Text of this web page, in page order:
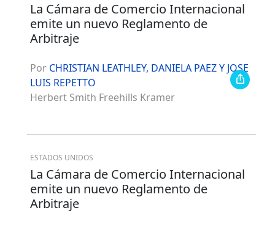
La Cámara de Comercio Internacional
emite un nuevo Reglamento de
Arbitraje
Por CHRISTIAN LEATHLEY, DANIELA PAEZ Y JOSE
LUIS REPETTO
Herbert Smith Freehills Kramer
ESTADOS UNIDOS
La Cámara de Comercio Internacional
emite un nuevo Reglamento de
Arbitraje